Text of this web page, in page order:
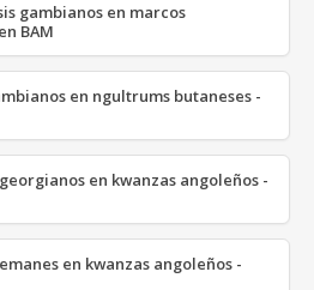
gambianos en marcos
BAM
en ngultrums butaneses -
en kwanzas angoleños -
en kwanzas angoleños -